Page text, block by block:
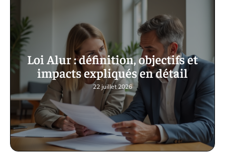
Loi Alur : définition, objectifs et
impacts expliqués en détail
22 juillet 2026